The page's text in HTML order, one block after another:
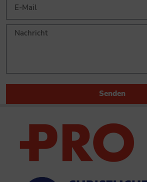
Senden